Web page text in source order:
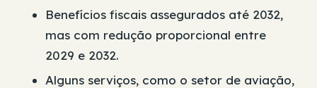
Benefícios fiscais assegurados até 2032,
mas com redução proporcional entre
2029 e 2032.
Alguns serviços, como o setor de aviação,